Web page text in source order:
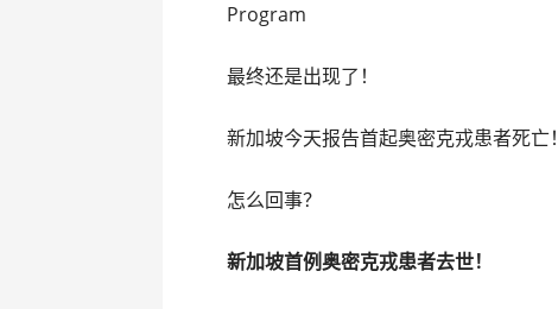
Program
最终还是出现了！
新加坡今天报告首起奥密克戎患者死亡！
怎么回事？
新加坡首例奥密克戎患者去世！